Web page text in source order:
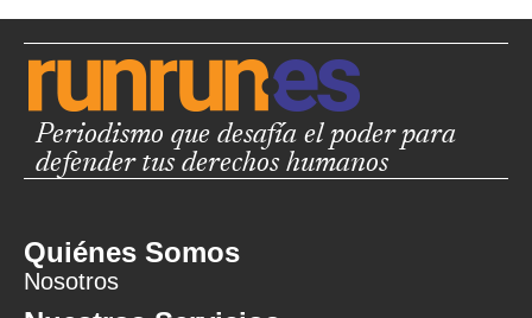
Periodismo que desafía el poder para
defender tus derechos humanos
Quiénes Somos
Nosotros